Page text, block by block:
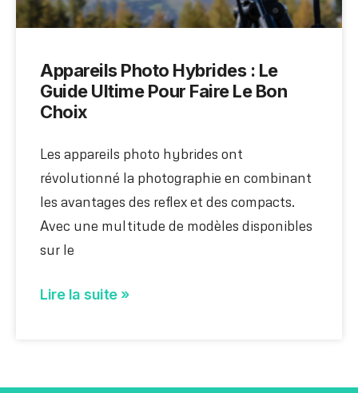
Appareils Photo Hybrides : Le
Guide Ultime Pour Faire Le Bon
Choix
Les appareils photo hybrides ont
révolutionné la photographie en combinant
les avantages des reflex et des compacts.
Avec une multitude de modèles disponibles
sur le
Lire la suite »